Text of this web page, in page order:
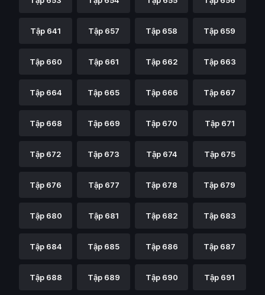
Tập 641 Tập 657 Tập 658 Tập 659
Tập 660 Tập 661 Tập 662 Tập 663
Tập 664 Tập 665 Tập 666 Tập 667
Tập 668 Tập 669 Tập 670 Tập 671
Tập 672 Tập 673 Tập 674 Tập 675
Tập 676 Tập 677 Tập 678 Tập 679
Tập 680 Tập 681 Tập 682 Tập 683
Tập 684 Tập 685 Tập 686 Tập 687
Tập 688 Tập 689 Tập 690 Tập 691